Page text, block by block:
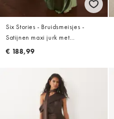
Six Stories - Bruidsmeisjes -
Satijnen maxi jurk met
gedrapeerde halslijn en V-hals in
€ 188,99